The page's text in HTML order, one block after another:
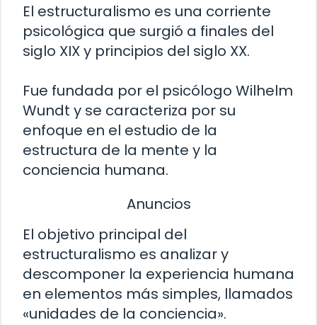
El estructuralismo es una corriente
psicológica que surgió a finales del
siglo XIX y principios del siglo XX.
Fue fundada por el psicólogo Wilhelm
Wundt y se caracteriza por su
enfoque en el estudio de la
estructura de la mente y la
conciencia humana.
Anuncios
El objetivo principal del
estructuralismo es analizar y
descomponer la experiencia humana
en elementos más simples, llamados
«unidades de la conciencia».